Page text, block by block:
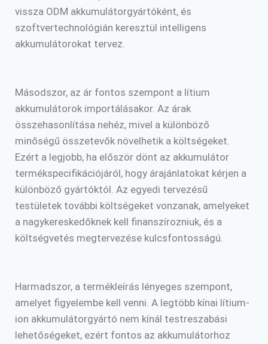
vissza ODM akkumulátorgyártóként, és
szoftvertechnológián keresztül intelligens
akkumulátorokat tervez.
Másodszor, az ár fontos szempont a lítium
akkumulátorok importálásakor. Az árak
összehasonlítása nehéz, mivel a különböző
minőségű összetevők növelhetik a költségeket.
Ezért a legjobb, ha először dönt az akkumulátor
termékspecifikációjáról, hogy árajánlatokat kérjen a
különböző gyártóktól. Az egyedi tervezésű
testületek további költségeket vonzanak, amelyeket
a nagykereskedőknek kell finanszírozniuk, és a
költségvetés megtervezése kulcsfontosságú.
Harmadszor, a termékleírás lényeges szempont,
amelyet figyelembe kell venni. A legtöbb kínai lítium-
ion akkumulátorgyártó nem kínál testreszabási
lehetőségeket, ezért fontos az akkumulátorhoz